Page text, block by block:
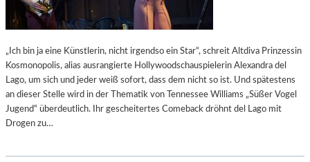
„Ich bin ja eine Künstlerin, nicht irgendso ein Star“, schreit Altdiva Prinzessin
Kosmonopolis, alias ausrangierte Hollywoodschauspielerin Alexandra del
Lago, um sich und jeder weiß sofort, dass dem nicht so ist. Und spätestens
an dieser Stelle wird in der Thematik von Tennessee Williams „Süßer Vogel
Jugend“ überdeutlich. Ihr gescheitertes Comeback dröhnt del Lago mit
Drogen zu…